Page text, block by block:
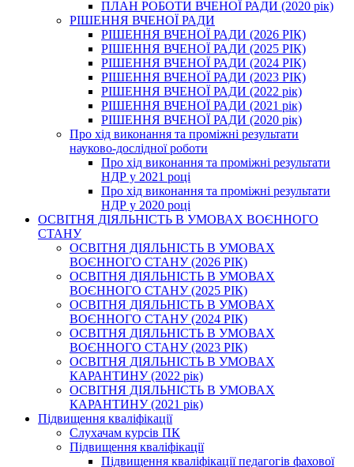
ПЛАН РОБОТИ ВЧЕНОЇ РАДИ (2020 рік)
РІШЕННЯ ВЧЕНОЇ РАДИ
РІШЕННЯ ВЧЕНОЇ РАДИ (2026 РІК)
РІШЕННЯ ВЧЕНОЇ РАДИ (2025 РІК)
РІШЕННЯ ВЧЕНОЇ РАДИ (2024 РІК)
РІШЕННЯ ВЧЕНОЇ РАДИ (2023 РІК)
РІШЕННЯ ВЧЕНОЇ РАДИ (2022 рік)
РІШЕННЯ ВЧЕНОЇ РАДИ (2021 рік)
РІШЕННЯ ВЧЕНОЇ РАДИ (2020 рік)
Про хід виконання та проміжні результати
науково-дослідної роботи
Про хід виконання та проміжні результати
НДР у 2021 році
Про хід виконання та проміжні результати
НДР у 2020 році
ОСВІТНЯ ДІЯЛЬНІСТЬ В УМОВАХ ВОЄННОГО
СТАНУ
ОСВІТНЯ ДІЯЛЬНІСТЬ В УМОВАХ
ВОЄННОГО СТАНУ (2026 РІК)
ОСВІТНЯ ДІЯЛЬНІСТЬ В УМОВАХ
ВОЄННОГО СТАНУ (2025 РІК)
ОСВІТНЯ ДІЯЛЬНІСТЬ В УМОВАХ
ВОЄННОГО СТАНУ (2024 РІК)
ОСВІТНЯ ДІЯЛЬНІСТЬ В УМОВАХ
ВОЄННОГО СТАНУ (2023 РІК)
ОСВІТНЯ ДІЯЛЬНІСТЬ В УМОВАХ
КАРАНТИНУ (2022 рік)
ОСВІТНЯ ДІЯЛЬНІСТЬ В УМОВАХ
КАРАНТИНУ (2021 рік)
Підвищення кваліфікації
Слухачам курсів ПК
Підвищення кваліфікації
Підвищення кваліфікації педагогів фахової